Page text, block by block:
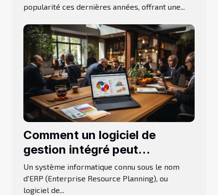
popularité ces dernières années, offrant une...
Comment un logiciel de
gestion intégré peut
transformer votre
entreprise ?
Un système informatique connu sous le nom
d'ERP (Enterprise Resource Planning), ou
logiciel de...